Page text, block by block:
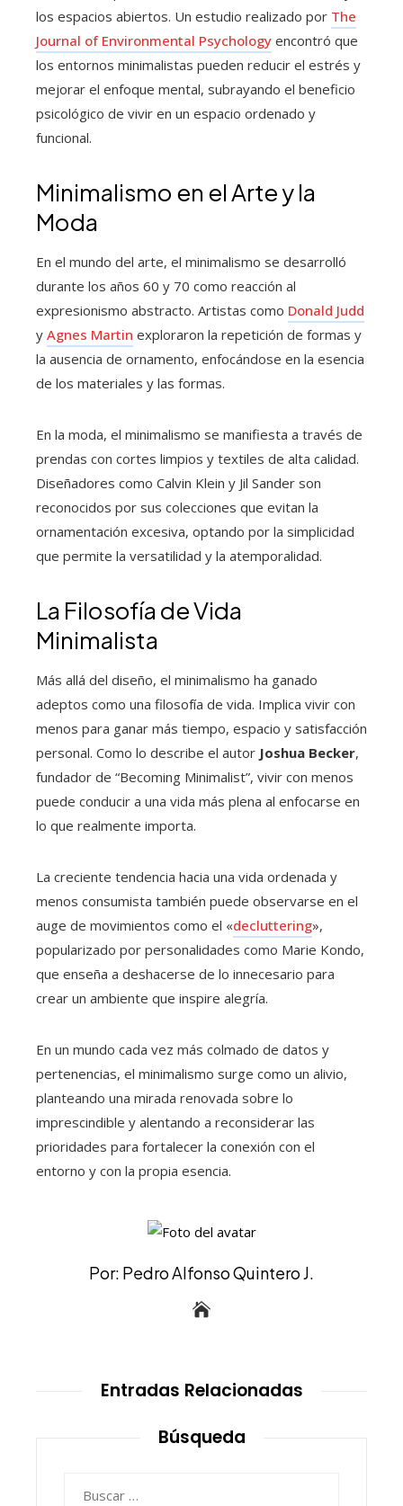
los espacios abiertos. Un estudio realizado por The
Journal of Environmental Psychology encontró que
los entornos minimalistas pueden reducir el estrés y
mejorar el enfoque mental, subrayando el beneficio
psicológico de vivir en un espacio ordenado y
funcional.
Minimalismo en el Arte y la
Moda
En el mundo del arte, el minimalismo se desarrolló
durante los años 60 y 70 como reacción al
expresionismo abstracto. Artistas como Donald Judd
y Agnes Martin exploraron la repetición de formas y
la ausencia de ornamento, enfocándose en la esencia
de los materiales y las formas.
En la moda, el minimalismo se manifiesta a través de
prendas con cortes limpios y textiles de alta calidad.
Diseñadores como Calvin Klein y Jil Sander son
reconocidos por sus colecciones que evitan la
ornamentación excesiva, optando por la simplicidad
que permite la versatilidad y la atemporalidad.
La Filosofía de Vida
Minimalista
Más allá del diseño, el minimalismo ha ganado
adeptos como una filosofía de vida. Implica vivir con
menos para ganar más tiempo, espacio y satisfacción
personal. Como lo describe el autor Joshua Becker,
fundador de “Becoming Minimalist”, vivir con menos
puede conducir a una vida más plena al enfocarse en
lo que realmente importa.
La creciente tendencia hacia una vida ordenada y
menos consumista también puede observarse en el
auge de movimientos como el «decluttering»,
popularizado por personalidades como Marie Kondo,
que enseña a deshacerse de lo innecesario para
crear un ambiente que inspire alegría.
En un mundo cada vez más colmado de datos y
pertenencias, el minimalismo surge como un alivio,
planteando una mirada renovada sobre lo
imprescindible y alentando a reconsiderar las
prioridades para fortalecer la conexión con el
entorno y con la propia esencia.
Por: Pedro Alfonso Quintero J.
Entradas Relacionadas
Búsqueda